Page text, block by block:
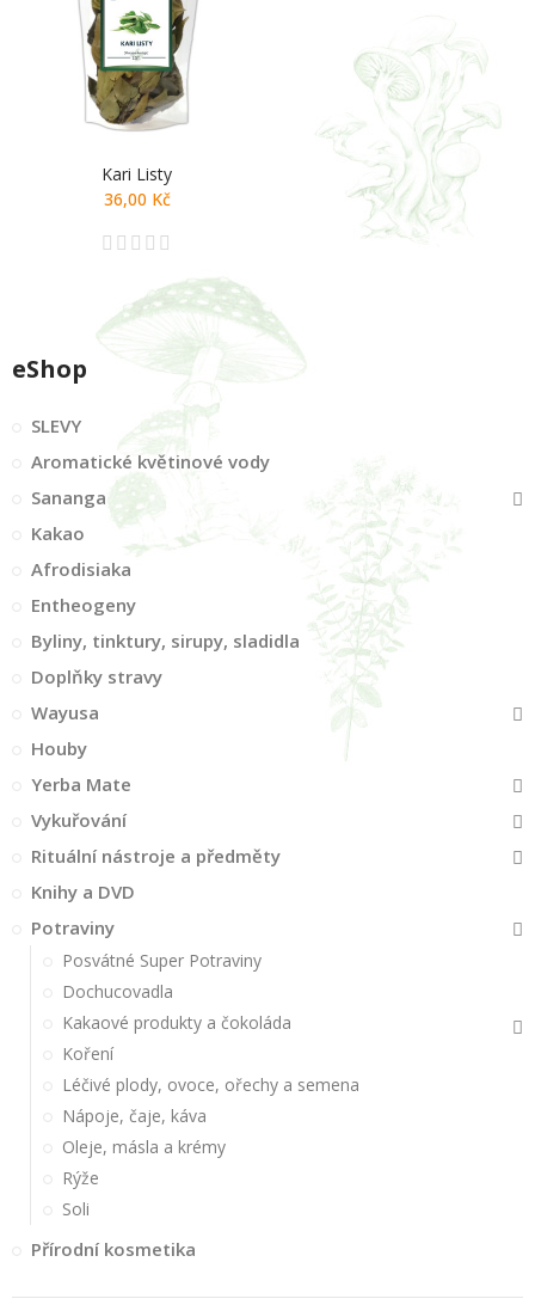
Kari Listy
36,00 Kč
eShop
SLEVY
Aromatické květinové vody
Sananga
Kakao
Afrodisiaka
Entheogeny
Byliny, tinktury, sirupy, sladidla
Doplňky stravy
Wayusa
Houby
Yerba Mate
Vykuřování
Rituální nástroje a předměty
Knihy a DVD
Potraviny
Posvátné Super Potraviny
Dochucovadla
Kakaové produkty a čokoláda
Koření
Léčivé plody, ovoce, ořechy a semena
Nápoje, čaje, káva
Oleje, másla a krémy
Rýže
Soli
Přírodní kosmetika